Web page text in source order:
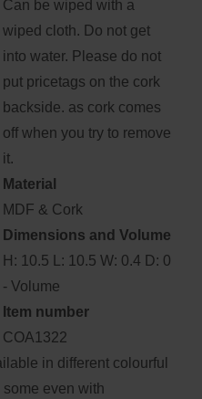
Can be wiped with a
wiped cloth. Do not get
into water. Please do not
put pricetags on the cork
backside. as cork comes
off when you try to remove
it.
Material
MDF & Cork
Dimensions and Volume
H: 10.5 L: 10.5 W: 0.4 D: 0
- Volume
Item number
COA1322
in different colourful
even with